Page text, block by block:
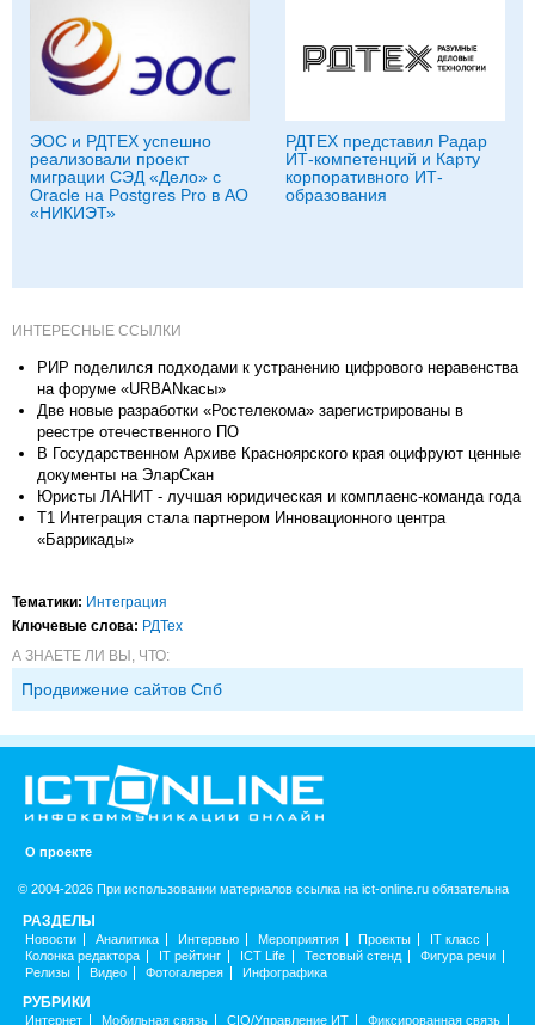
ЭОС и РДТЕХ успешно
реализовали проект
миграции СЭД «Дело» с
Oracle на Postgres Pro в АО
«НИКИЭТ»
РДТЕХ представил Радар
ИТ-компетенций и Карту
корпоративного ИТ-
образования
ИНТЕРЕСНЫЕ ССЫЛКИ
РИР поделился подходами к устранению цифрового неравенства
на форуме «URBANкасы»
Две новые разработки «Ростелекома» зарегистрированы в
реестре отечественного ПО
В Государственном Архиве Красноярского края оцифруют ценные
документы на ЭларСкан
Юристы ЛАНИТ - лучшая юридическая и комплаенс-команда года
Т1 Интеграция стала партнером Инновационного центра
«Баррикады»
Тематики: Интеграция
Ключевые слова: РДТех
А ЗНАЕТЕ ЛИ ВЫ, ЧТО:
Продвижение сайтов Спб
О проекте
© 2004-2026 При использовании материалов ссылка на ict-online.ru обязательна
РАЗДЕЛЫ
Новости Аналитика Интервью Мероприятия Проекты
IT класс
Колонка редактора
IT рейтинг ICT Life Тестовый стенд
Фигура речи
Релизы
Видео Фотогалерея Инфографика
РУБРИКИ
Интернет Мобильная связь CIO/Управление ИТ Фиксированная связь